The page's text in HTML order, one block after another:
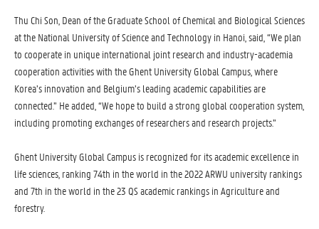
Thu Chi Son, Dean of the Graduate School of Chemical and Biological Sciences
at the National University of Science and Technology in Hanoi, said, “We plan
to cooperate in unique international joint research and industry-academia
cooperation activities with the Ghent University Global Campus, where
Korea’s innovation and Belgium’s leading academic capabilities are
connected.” He added, “We hope to build a strong global cooperation system,
including promoting exchanges of researchers and research projects.”
Ghent University Global Campus is recognized for its academic excellence in
life sciences, ranking 74th in the world in the 2022 ARWU university rankings
and 7th in the world in the 23 QS academic rankings in Agriculture and
forestry.